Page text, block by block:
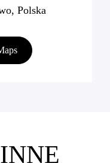
Polska